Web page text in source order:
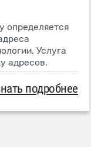
определяется
Услуга
адресов.
подробнее